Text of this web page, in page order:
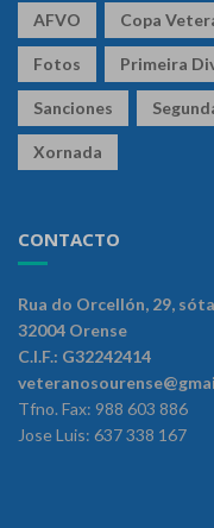
AFVO Copa
Fotos Primeira
Sanciones
Xornada
CONTACTO
Rua do Orcellón, 29,
32004 Orense
C.I.F.: G32242414
Tfno. Fax: 988 603 886
Jose Luis: 637 338 167